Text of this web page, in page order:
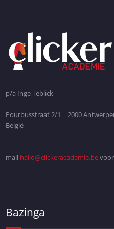
p/a Inge Teblick
Pourbusstraat 2/1 | 2000
België
mail hallo@clickeracademie.bevoor
Bazinga